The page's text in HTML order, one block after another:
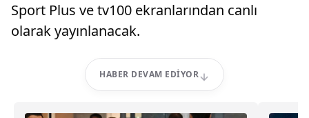
Sport Plus ve tv100 ekranlarından canlı
olarak yayınlanacak.
HABER DEVAM EDIYOR